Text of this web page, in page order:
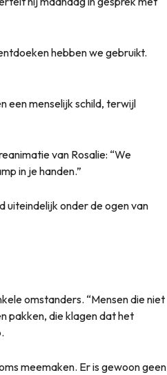
hebben we gebruikt.
een menselijk schild, terwijl
van Rosalie: “We
in je handen.”
uiteindelijk onder de ogen van
omstanders. “Mensen die niet
pakken, die klagen dat het
meemaken. Er is gewoon geen